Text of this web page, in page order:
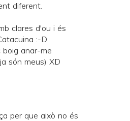
diferent.
clares d'ou i és
:-D
anar-me
són meus) XD
per que això no és